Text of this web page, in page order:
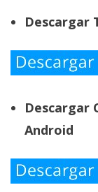
Descargar
Descargar
Android